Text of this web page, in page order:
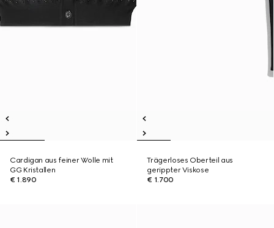
Cardigan aus feiner Wolle mit
GG Kristallen
€ 1.890
Trägerloses Oberteil aus
gerippter Viskose
€ 1.700